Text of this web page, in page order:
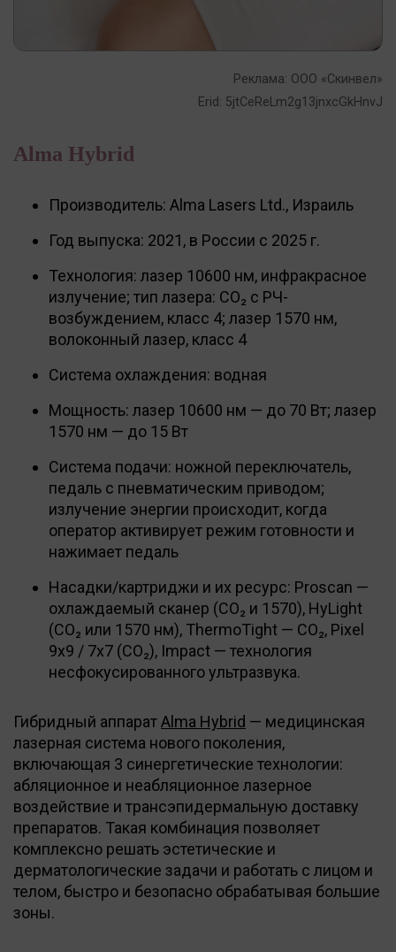
Реклама: ООО «Скинвел»
Erid: 5jtCeReLm2g13jnxcGkHnvJ
Alma Hybrid
Производитель: Alma Lasers Ltd., Израиль
Год выпуска: 2021, в России с 2025 г.
Технология: лазер 10600 нм, инфракрасное
излучение; тип лазера: СО₂ с РЧ-
возбуждением, класс 4; лазер 1570 нм,
волоконный лазер, класс 4
Система охлаждения: водная
Мощность: лазер 10600 нм — до 70 Вт; лазер
1570 нм — до 15 Вт
Система подачи: ножной переключатель,
педаль с пневматическим приводом;
излучение энергии происходит, когда
оператор активирует режим готовности и
нажимает педаль
Насадки/картриджи и их ресурс: Proscan —
охлаждаемый сканер (CO₂ и 1570), HyLight
(CO₂ или 1570 нм), ThermoTight — CO₂, Pixel
9x9 / 7x7 (CO₂), Impact — технология
несфокусированного ультразвука.
Гибридный аппаратAlma Hybrid — медицинская
лазерная система нового поколения,
включающая 3 синергетические технологии:
абляционное и неабляционное лазерное
воздействие и трансэпидермальную доставку
препаратов. Такая комбинация позволяет
комплексно решать эстетические и
дерматологические задачи и работать с лицом и
телом, быстро и безопасно обрабатывая большие
зоны.